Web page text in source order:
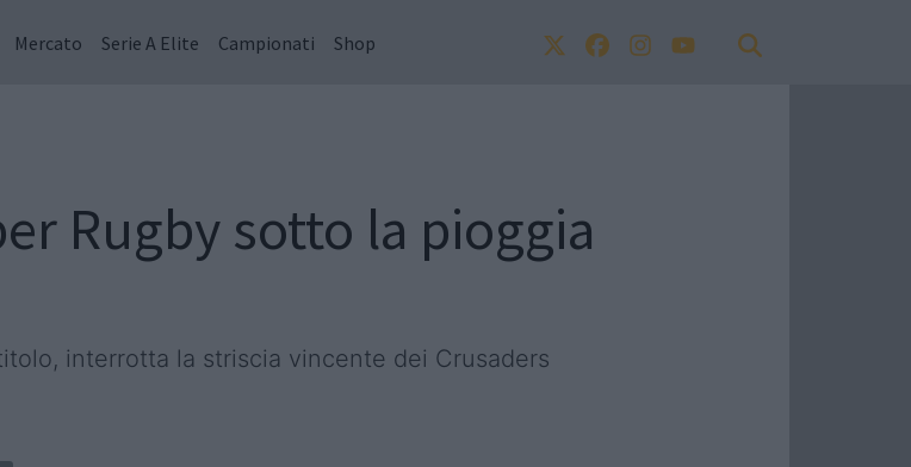
Mercato Serie A Elite Campionati Shop
Rugby sotto la pioggia
interrotta la striscia vincente dei Crusaders